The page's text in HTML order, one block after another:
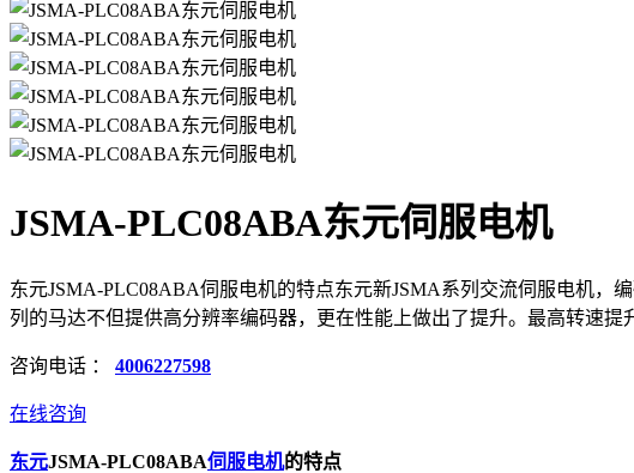
JSMA-PLC08ABA东元伺服电机
东元JSMA-PLC08ABA伺服电机的特点东元新JSMA系列交流伺服电机，
列的马达不但提供高分辨率编码器，更在性能上做出了提升。最高转速提
咨询电话 ： 4006227598
在线咨询
东元JSMA-PLC08ABA伺服电机的特点